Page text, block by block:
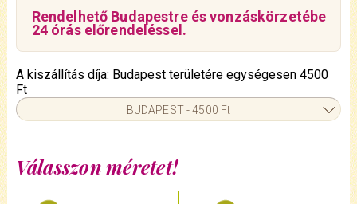
Rendelhető Budapestre és vonzáskörzetébe
24 órás előrendeléssel.
Válasszon méretet!
A kiszállítás díja: Budapest területére egységesen 4500
Ft
BUDAPEST - 4500 Ft